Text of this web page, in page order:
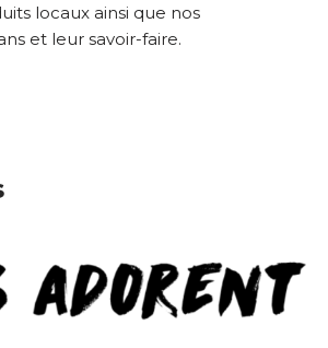
locaux ainsi que nos
et leur savoir-faire.